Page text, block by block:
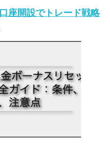
座開設でトレード戦略